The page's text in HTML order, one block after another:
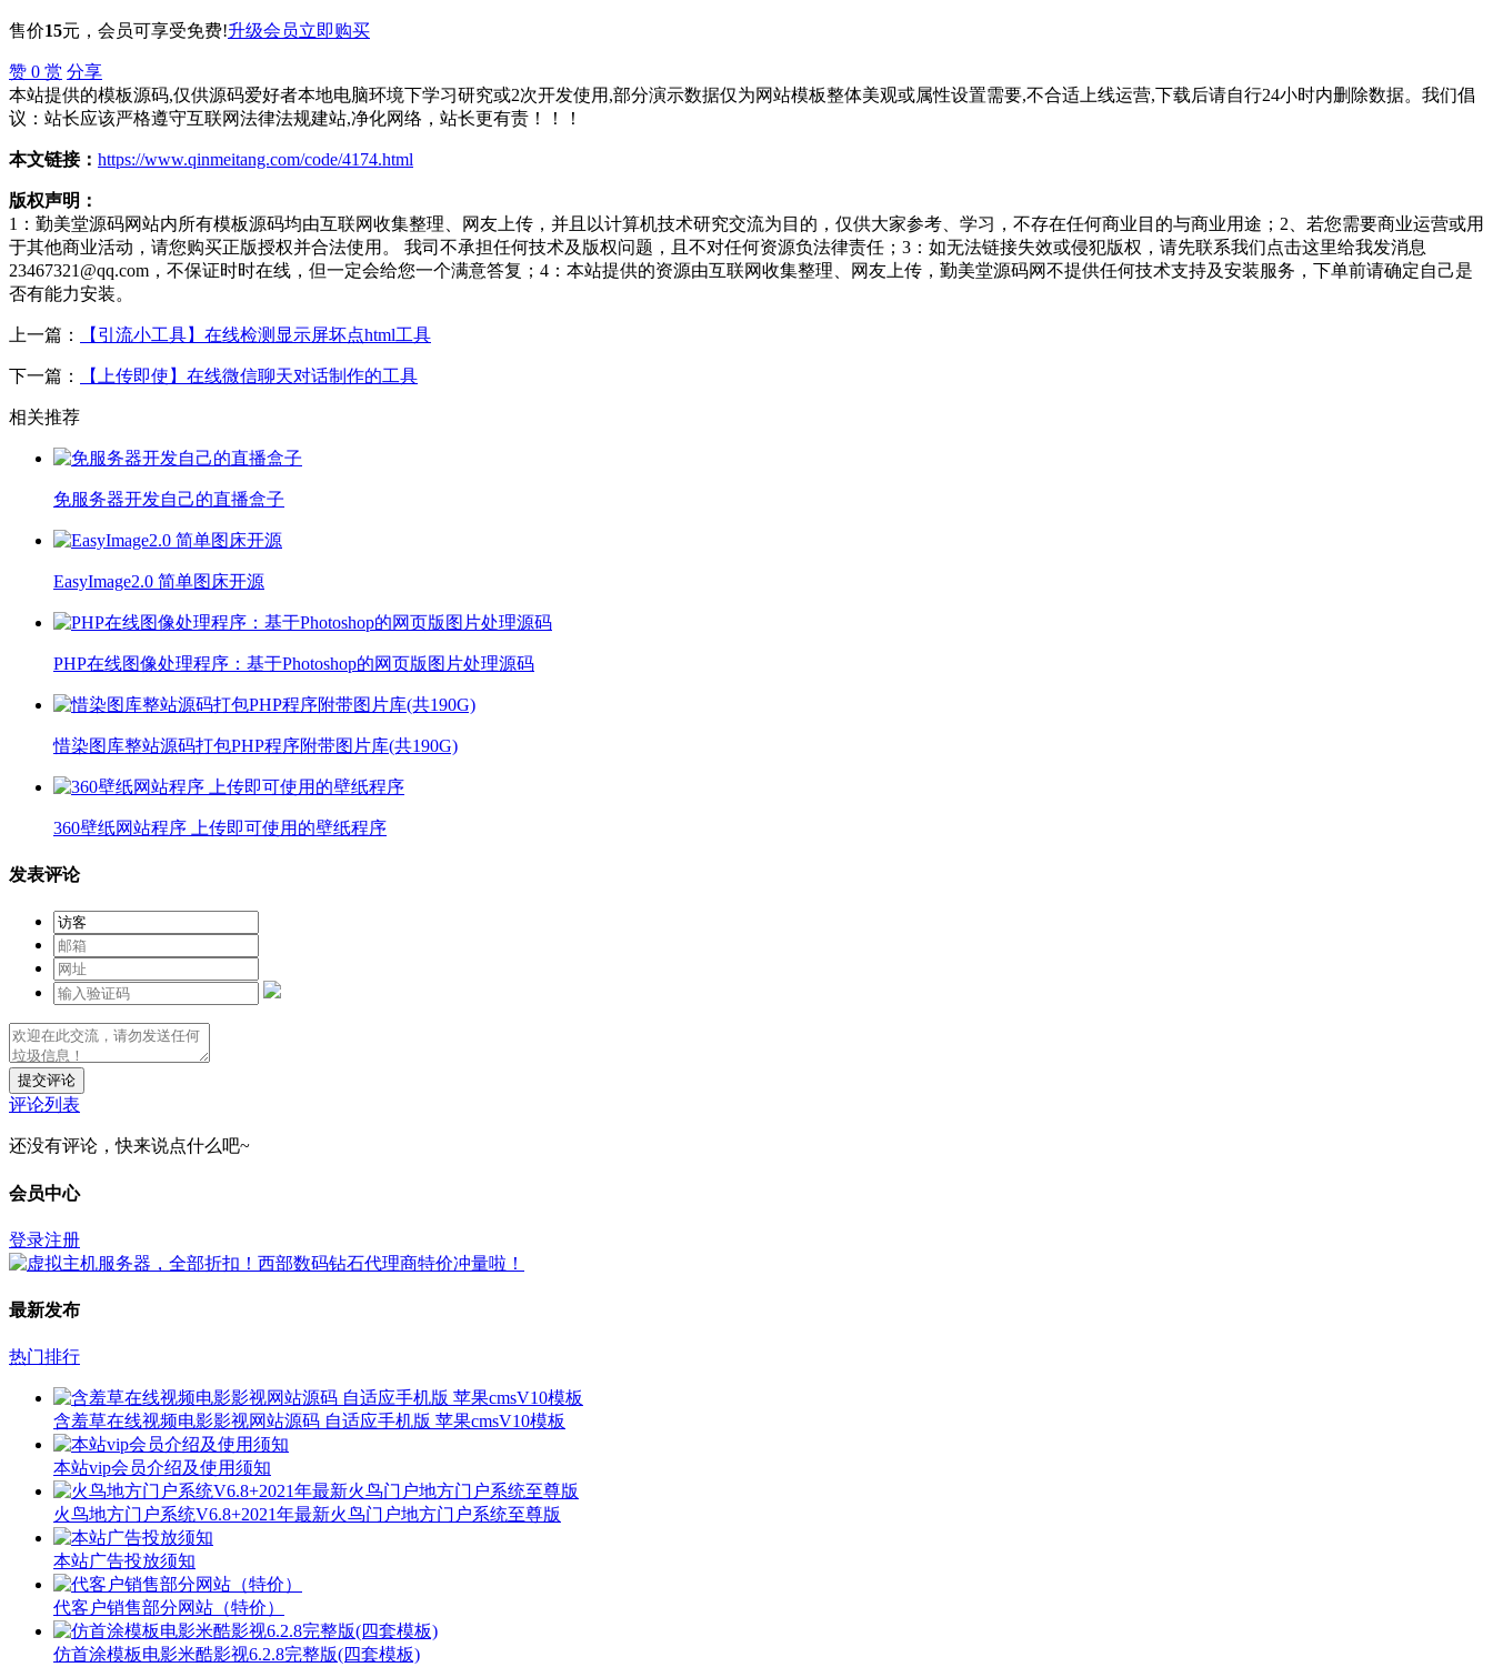
售价15元 ，会员可享受免费!升级会员立即购买
赞 0 赏 分享
本站提供的模板源码,仅供源码爱好者本地电脑环境下学习研究或2次开发使用,部分演示数据仅为网站模板整体美观或属性设置需要,不合适上线运营,下载后请自行24小时内删除数据。我们倡
议：站长应该严格遵守互联网法律法规建站,净化网络，站长更有责！！！
本文链接： https://www.qinmeitang.com/code/4174.html
版权声明：
1：勤美堂源码网站内所有模板源码均由互联网收集整理、网友上传，并且以计算机技术研究交流为目的，仅供大家参考、学习，不存在任何商业目的与商业用途；2、若您需要商业运营或用
于其他商业活动，请您购买正版授权并合法使用。 我司不承担任何技术及版权问题，且不对任何资源负法律责任；3：如无法链接失效或侵犯版权，请先联系我们点击这里给我发消息
23467321@qq.com，不保证时时在线，但一定会给您一个满意答复；4：本站提供的资源由互联网收集整理、网友上传，勤美堂源码网不提供任何技术支持及安装服务，下单前请确定自己是
否有能力安装。
上一篇： 【引流小工具】在线检测显示屏坏点html工具
下一篇： 【上传即使】在线微信聊天对话制作的工具
相关推荐
免服务器开发自己的直播盒子
EasyImage2.0 简单图床开源
PHP在线图像处理程序：基于Photoshop的网页版图片处理源码
惜染图库整站源码打包PHP程序附带图片库(共190G)
360壁纸网站程序 上传即可使用的壁纸程序
发表评论
提交评论
评论列表
还没有评论，快来说点什么吧~
会员中心
登录注册
最新发布
热门排行
含羞草在线视频电影影视网站源码 自适应手机版 苹果cmsV10模板
本站vip会员介绍及使用须知
火鸟地方门户系统V6.8+2021年最新火鸟门户地方门户系统至尊版
本站广告投放须知
代客户销售部分网站（特价）
仿首涂模板电影米酷影视6.2.8完整版(四套模板)